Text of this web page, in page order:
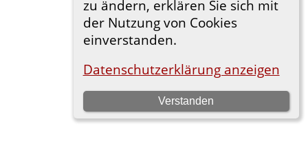
zu ändern, erklären Sie sich mit
der Nutzung von Cookies
einverstanden.
Datenschutzerklärung anzeigen
Verstanden